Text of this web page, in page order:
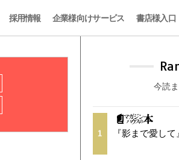
採用情報 企業様向けサービス 書店様入口
今読
1 『影まで愛し